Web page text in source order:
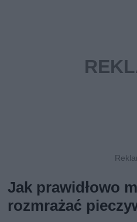
Jak prawidłowo
rozmrażać